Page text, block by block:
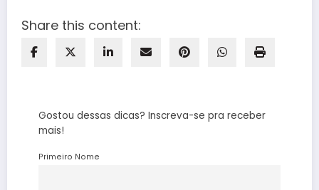
Share this content:
Gostou dessas dicas? Inscreva-se pra receber
mais!
Primeiro Nome